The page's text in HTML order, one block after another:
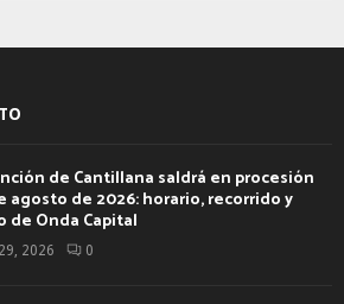
de Cantillana saldrá en procesión
agosto de 2026: horario, recorrido y
de Onda Capital
2026 0